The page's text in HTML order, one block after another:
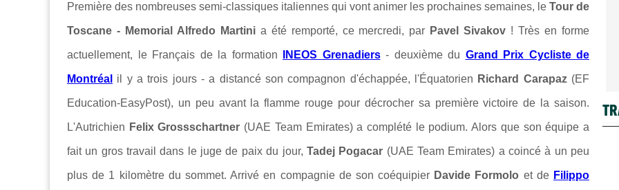
Première des nombreuses semi-classiques italiennes qui vont animer les prochaines semaines, le Tour de
Toscane - Memorial Alfredo Martinia été remporté, ce mercredi, par Pavel Sivakov ! Très en forme
actuellement, le Français de la formation INEOS Grenadiers- deuxième du Grand Prix Cycliste de
Montréal il y a trois jours - a distancé son compagnon d'échappée, l'Équatorien Richard Carapaz(EF
Education-EasyPost), un peu avant la flamme rouge pour décrocher sa première victoire de la saison.
L'Autrichien Felix Grossschartner (UAE Team Emirates) a complété le podium. Alors que son équipe a
fait un gros travail dans le juge de paix du jour, Tadej Pogacar (UAE Team Emirates) a coincé à un peu
plus de 1 kilomètre du sommet. Arrivé en compagnie de son coéquipier Davide Formolo et de Filippo